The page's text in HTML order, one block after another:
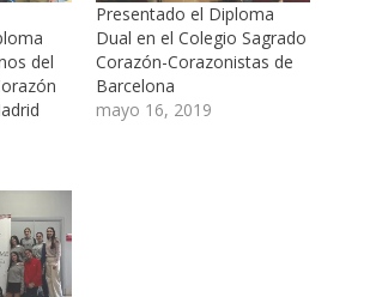
del
Presentado el Diploma
Dual en el Colegio Sagrado
Corazón-Corazonistas de
Barcelona
mayo 16, 2019